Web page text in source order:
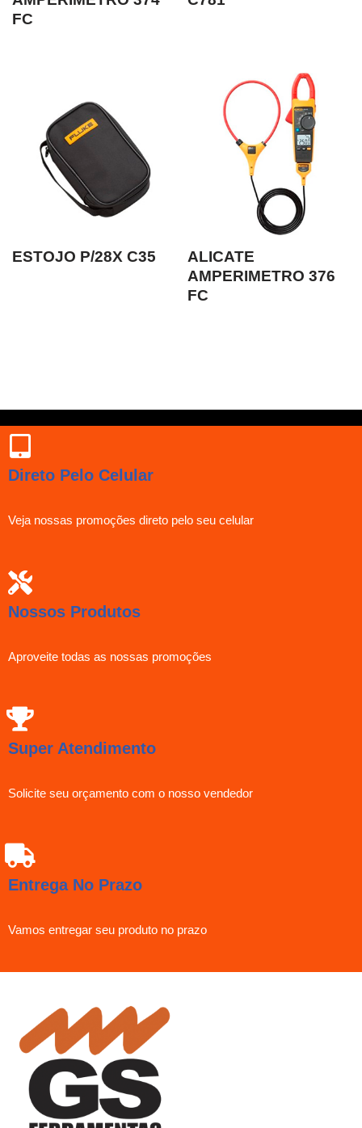
FC
ESTOJO P/28X C35
ALICATE
AMPERIMETRO 376
FC
Direto Pelo Celular
Veja nossas promoções direto pelo seu celular
Nossos Produtos
Aproveite todas as nossas promoções
Super Atendimento
Solicite seu orçamento com o nosso vendedor
Entrega No Prazo
Vamos entregar seu produto no prazo